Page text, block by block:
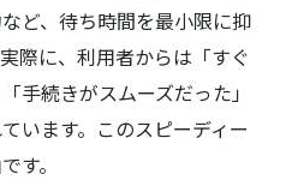
ど、待ち時間を最小限に抑
際に、利用者からは「すぐ
手続きがスムーズだった」
います。このスピーディー
す。